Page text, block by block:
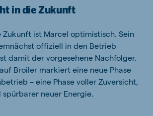
in die Zukunft
ist Marcel optimistisch. Sein
offiziell in den Betrieb
damit der vorgesehene Nachfolger.
Broiler markiert eine neue Phase
– eine Phase voller Zuversicht,
neuer Energie.